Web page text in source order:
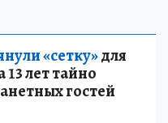
«сетку»для
лет тайно
гостей